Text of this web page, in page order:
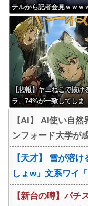
テルから記者会見ｗｗｗ
ｗｗｗ
【悲報】ヤニねこで抜け
ラ、74%が一致してしま
う・・・
【AI】 AI使い自
ンフォード大学が
【天才】 雪が溶
しょw」文系ワイ
【新台の噂】パチ